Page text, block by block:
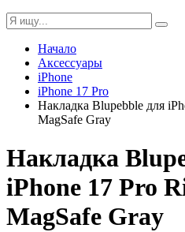
Начало
Аксессуары
iPhone
iPhone 17 Pro
Накладка Blupebble для
MagSafe Gray
Накладка
iPhone 17 Pro
MagSafe Gray